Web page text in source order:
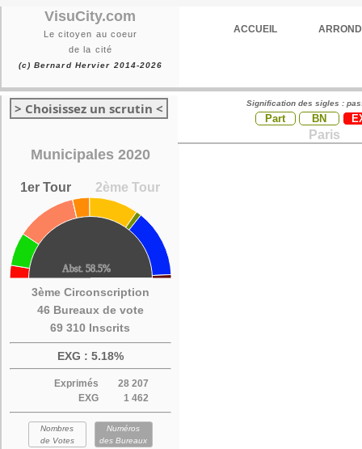
VisuCity.com
Le citoyen au coeur
de la cité
(c) Bernard Hervier 2014-2026
ACCUEIL
> Choisissez un scrutin <
Municipales 2020
1er Tour 2ème Tour
3ème Circonscription
46 Bureaux de vote
69 310 Inscrits
EXG : 5.18%
Exprimés
28 207
EXG
1 462
Nombres
de Votes
Numéros
des Bureaux
Signification des sigles :
Part BN
Paris